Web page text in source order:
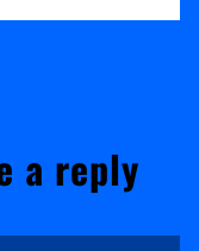
a reply